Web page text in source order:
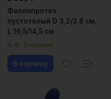
Фаллопротез
пустотелый D 3,2/3,8 см,
L 16,5/14,5 см
0 В наличии
В корзину